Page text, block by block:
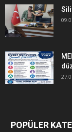
POPÜLER